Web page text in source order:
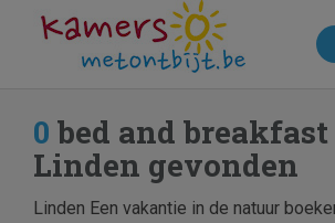
0 bed and
Linden gevonden
Linden Een vakantie in de natuur